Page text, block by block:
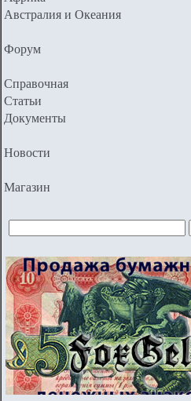
Австралия и Океания
Форум
Справочная
Статьи
Документы
Новости
Магазин